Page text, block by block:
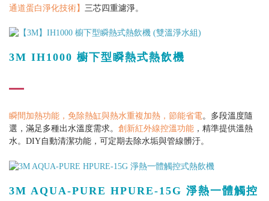
通道蛋白淨化技術】 三芯四重濾淨。
3M IH1000 櫥下型瞬熱式熱飲機
瞬間加熱功能，免除熱缸與熱水重複加熱，節能省電。 多段溫度隨
選，滿足多種出水溫度需求。 創新紅外線控溫功能 ，精準提供溫熱
水。 DIY自動清潔功能，可定期去除水垢與管線髒汙。
3M AQUA-PURE HPURE-15G 淨熱一體觸控